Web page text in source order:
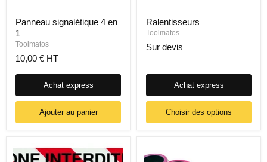
Panneau signalétique 4 en
1
Toolmatos
10,00 € HT
Achat express
Ajouter au panier
Ralentisseurs
Toolmatos
Sur devis
Achat express
Choisir des options